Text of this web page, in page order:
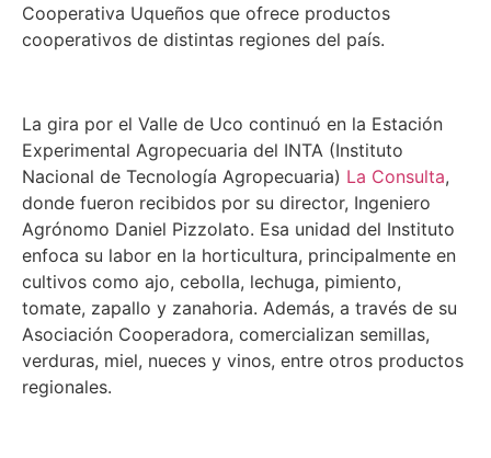
Cooperativa Uqueños que ofrece productos
cooperativos de distintas regiones del país.
La gira por el Valle de Uco continuó en la Estación
Experimental Agropecuaria del INTA (Instituto
Nacional de Tecnología Agropecuaria) La Consulta,
donde fueron recibidos por su director, Ingeniero
Agrónomo Daniel Pizzolato. Esa unidad del Instituto
enfoca su labor en la horticultura, principalmente en
cultivos como ajo, cebolla, lechuga, pimiento,
tomate, zapallo y zanahoria. Además, a través de su
Asociación Cooperadora, comercializan semillas,
verduras, miel, nueces y vinos, entre otros productos
regionales.